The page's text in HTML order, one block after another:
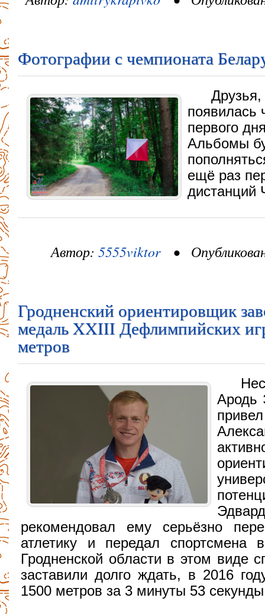
Фотографии с чемпионата
появилась
первого
Альбомы
ещё раз
дистанций
Автор: 5555viktor•
Гродненский ориентировщик
медаль XXIII Дефлимпийских
метров
Ародь
рекомендовал ему серьёзно
атлетику и передал спортсмена
Гродненской области в этом виде
заставили долго ждать, в 2016
1500 метров за 3 минуты 53